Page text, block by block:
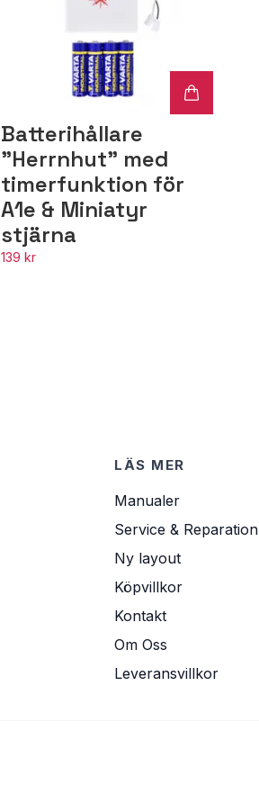
Batterihållare
"Herrnhut" med
timerfunktion för
A1e & Miniatyr
stjärna
139 kr
LÄS MER
Manualer
Service & Reparation
Ny layout
Köpvillkor
Kontakt
Om Oss
Leveransvillkor